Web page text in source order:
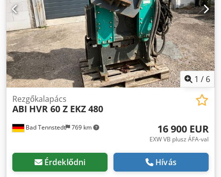
1 / 6
Bad Tennstedt 769 km
Rezgőkalapács
ABI HVR 60 Z EKZ 480
16 900 EUR
EXW VB plusz ÁFA-val
Érdeklődni Hívás